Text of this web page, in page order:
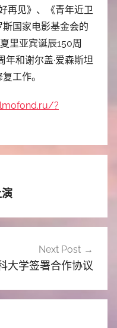
再见》、《青年近卫
国家电影基金会的
里亚宾诞辰150周
年和谢尔盖·爱森斯坦
工作。
?
Next Post
大学签署合作协议